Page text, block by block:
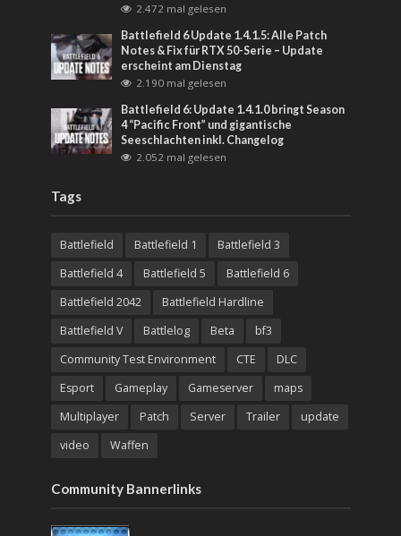
2.472 mal gelesen
Battlefield 6 Update 1.4.1.5: Alle Patch
Notes & Fix für RTX 50-Serie – Update
erscheint am Dienstag
2.190 mal gelesen
Battlefield 6: Update 1.4.1.0 bringt Season
4 “Pacific Front” und gigantische
Seeschlachten inkl. Changelog
2.052 mal gelesen
Tags
Battlefield Battlefield 1
Battlefield 3
Battlefield 4
Battlefield 5
Battlefield 6
Battlefield 2042
Battlefield Hardline
Battlefield V
Battlelog Beta
bf3
Community Test Environment
CTE
DLC
Esport
Gameplay Gameserver
maps
Multiplayer
Patch Server Trailer
update
video
Waffen
Community Bannerlinks